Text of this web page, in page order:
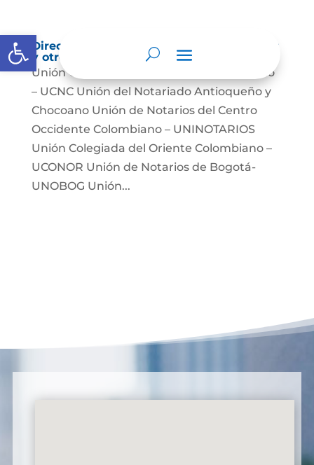
Abrir barra de herramientas
Directorio de agremiaciones, asociaciones
y otros grupos de interés
Unión Colegiada de Notariado Colombiano
– UCNC Unión del Notariado Antioqueño y
Chocoano Unión de Notarios del Centro
Occidente Colombiano – UNINOTARIOS
Unión Colegiada del Oriente Colombiano –
UCONOR Unión de Notarios de Bogotá-
UNOBOG Unión...